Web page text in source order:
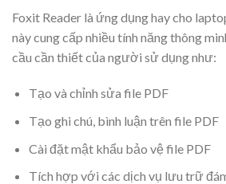
Foxit Reader là ứng dụng hay cho
này cung cấp nhiều tính năng thông
cầu cần thiết của người sử dụng như:
Tạo và chỉnh sửa file PDF
Tạo ghi chú, bình luận trên file PDF
Cài đặt mật khẩu bảo vệ file PDF
Tích hợp với các dịch vụ lưu trữ